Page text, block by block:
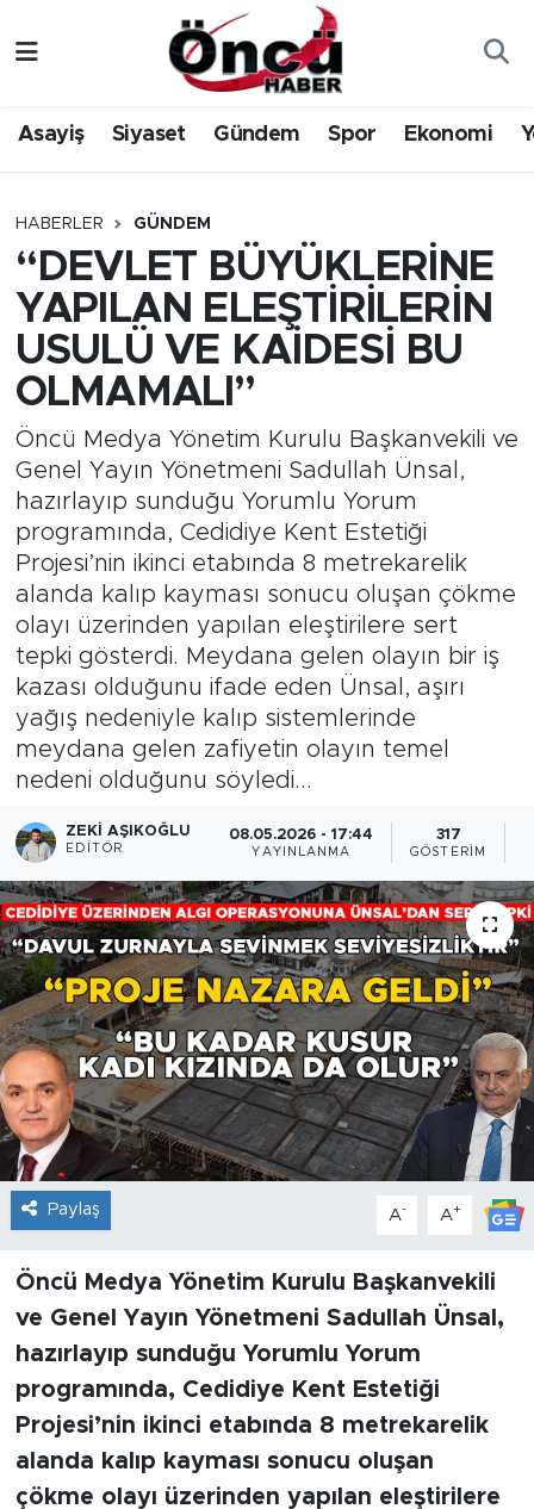
Asayiş Siyaset Gündem Spor Ekonomi
HABERLER GÜNDEM
“DEVLET BÜYÜKLERİNE
YAPILAN ELEŞTİRİLERİN
USULÜ VE KAİDESİ BU
OLMAMALI”
Öncü Medya Yönetim Kurulu Başkanvekili ve
Genel Yayın Yönetmeni Sadullah Ünsal,
hazırlayıp sunduğu Yorumlu Yorum
programında, Cedidiye Kent Estetiği
Projesi’nin ikinci etabında 8 metrekarelik
alanda kalıp kayması sonucu oluşan çökme
olayı üzerinden yapılan eleştirilere sert
tepki gösterdi. Meydana gelen olayın bir iş
kazası olduğunu ifade eden Ünsal, aşırı
yağış nedeniyle kalıp sistemlerinde
meydana gelen zafiyetin olayın temel
nedeni olduğunu söyledi...
ZEKI AŞIKOĞLU
EDITÖR
08.05.2026 - 17:44
YAYINLANMA
317
GÖSTERIM
Paylaş A- A+
Öncü Medya Yönetim Kurulu Başkanvekili
ve Genel Yayın Yönetmeni Sadullah Ünsal,
hazırlayıp sunduğu Yorumlu Yorum
programında, Cedidiye Kent Estetiği
Projesi’nin ikinci etabında 8 metrekarelik
alanda kalıp kayması sonucu oluşan
çökme olayı üzerinden yapılan eleştirilere
Gündem
Sağlık & Çevre
Spor
Siyaset
Yerel Haber
Öncü Radyo Dinle
Öncü TV İzle
Düzce Nöbetçi Eczaneler
Düzce Hava Durumu
Düzce Namaz Vakitleri
Düzce Trafik Yoğunluk Haritası
Süper Lig Puan Durumu ve Fikstür
Tüm Manşetler
Son Dakika Haberleri
Haber Arşivi